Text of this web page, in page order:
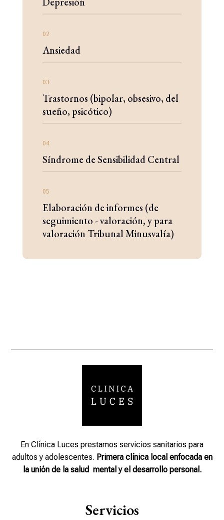
02
Ansiedad
03
Trastornos (bipolar, obsesivo, del
sueño, psicótico)
04
Síndrome de Sensibilidad Central
05
Elaboración de informes (de
seguimiento - valoración, y para
valoración Tribunal Minusvalía)
En Clínica Luces prestamos servicios sanitarios para
adultos y adolescentes. Primera clínica local enfocada en
la unión de la salud mental y el desarrollo personal.
Servicios